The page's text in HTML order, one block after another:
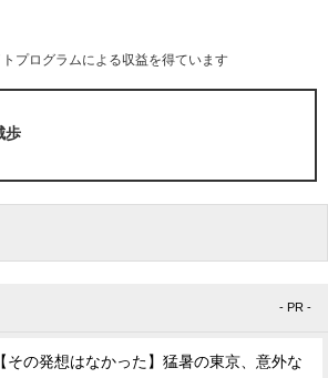
プログラムによる収益を得ています
歩
- PR -
【その発想はなかった】猛暑の東京、意外な